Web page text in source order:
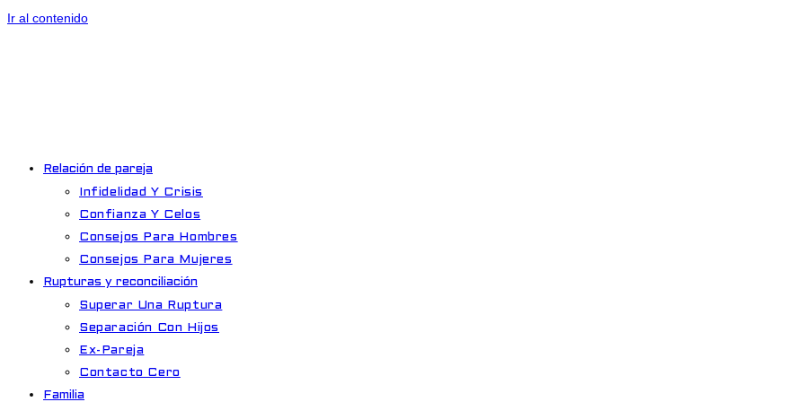
Ir al contenido
Relación de pareja
Infidelidad Y Crisis
Confianza Y Celos
Consejos Para Hombres
Consejos Para Mujeres
Rupturas y reconciliación
Superar Una Ruptura
Separación Con Hijos
Ex-Pareja
Contacto Cero
Familia